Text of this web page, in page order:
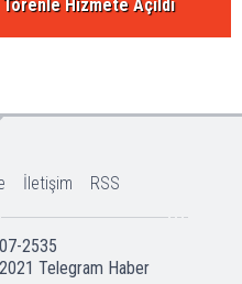
Hizmete Açıldı
İletişim RSS
2535
Telegram Haber